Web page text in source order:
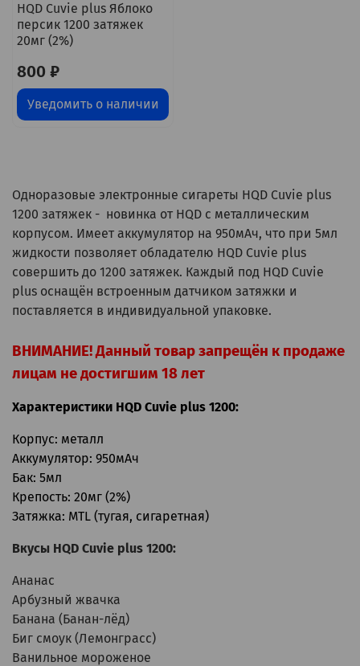
HQD Cuvie plus Яблоко
персик 1200 затяжек
20мг (2%)
800 ₽
Уведомить о наличии
Одноразовые электронные сигареты HQD Cuvie plus
1200 затяжек - новинка от HQD с металлическим
корпусом. Имеет аккумулятор на 950мАч, что при 5мл
жидкости позволяет обладателю HQD Cuvie plus
совершить до 1200 затяжек. Каждый под HQD Cuvie
plus оснащён встроенным датчиком затяжки и
поставляется в индивидуальной упаковке.
ВНИМАНИЕ! Данный товар запрещён к продаже
лицам не достигшим 18 лет
Характеристики HQD Cuvie plus 1200:
Корпус: металл
Аккумулятор: 950мАч
Бак: 5мл
Крепость: 20мг (2%)
Затяжка: MTL (тугая, сигаретная)
Вкусы HQD Cuvie plus 1200:
Ананас
Арбузный жвачка
Банана (Банан-лёд)
Биг смоук (Лемонграсс)
Ванильное мороженое